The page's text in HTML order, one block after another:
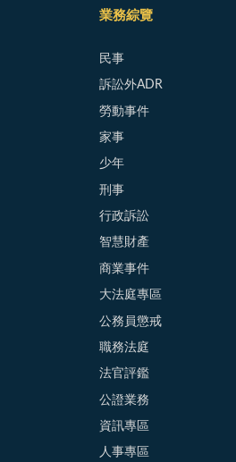
業務綜覽
民事
訴訟外ADR
勞動事件
家事
少年
刑事
行政訴訟
智慧財產
商業事件
大法庭專區
公務員懲戒
職務法庭
法官評鑑
公證業務
資訊專區
人事專區